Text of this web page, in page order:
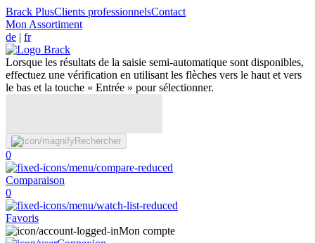
Brack PlusClients professionnelsContact
Mon Assortiment
de | fr
Lorsque les résultats de la saisie semi-automatique sont disponibles,
effectuez une vérification en utilisant les flèches vers le haut et vers
le bas et la touche « Entrée » pour sélectionner.
Rechercher
0
Comparaison
0
Favoris
Mon compte